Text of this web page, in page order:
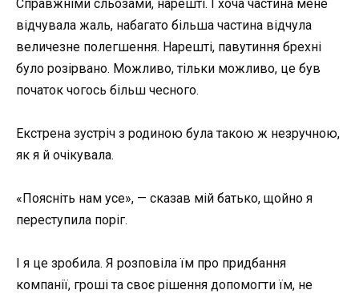
Справжніми сльозами, нарешті. І хоча частина мене
відчувала жаль, набагато більша частина відчула
величезне полегшення. Нарешті, павутиння брехні
було розірвано. Можливо, тільки можливо, це був
початок чогось більш чесного.
Екстрена зустріч з родиною була такою ж незручною,
як я й очікувала.
«Поясніть нам усе», — сказав мій батько, щойно я
переступила поріг.
І я це зробила. Я розповіла їм про придбання
компанії, гроші та своє рішення допомогти їм, не